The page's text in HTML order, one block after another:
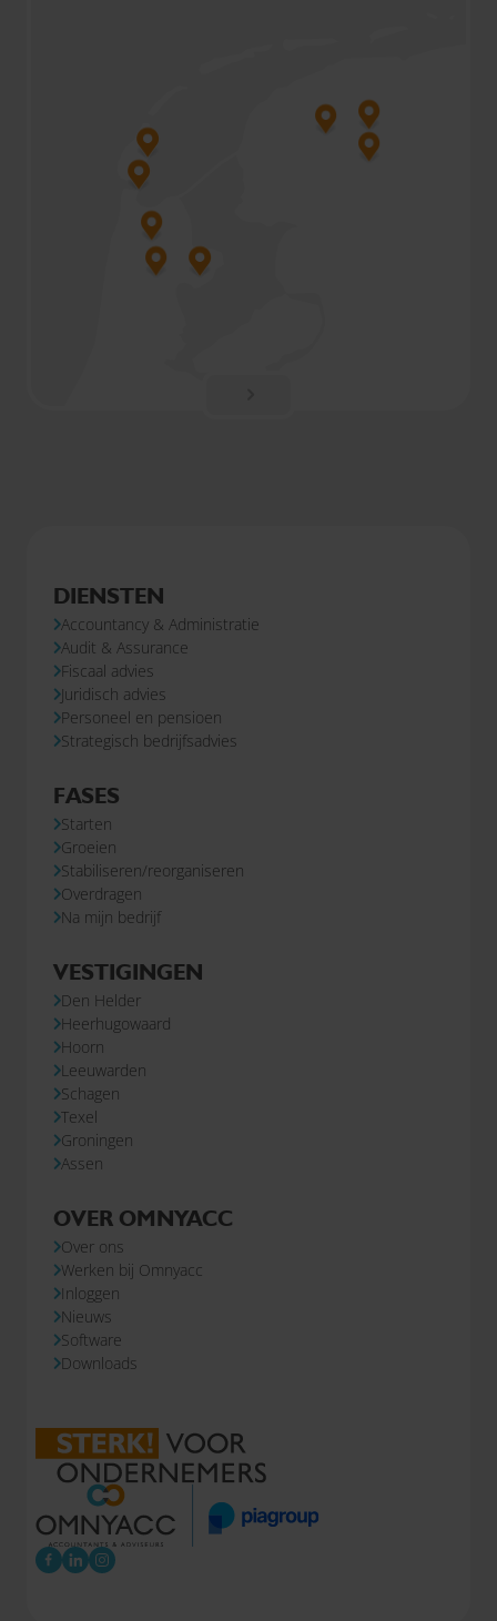
DIENSTEN
Accountancy & Administratie
Audit & Assurance
Fiscaal advies
Juridisch advies
Personeel en pensioen
Strategisch bedrijfsadvies
FASES
Starten
Groeien
Stabiliseren/reorganiseren
Overdragen
Na mijn bedrijf
VESTIGINGEN
Den Helder
Heerhugowaard
Hoorn
Leeuwarden
Schagen
Texel
Groningen
Assen
OVER OMNYACC
Over ons
Werken bij Omnyacc
Inloggen
Nieuws
Software
Downloads